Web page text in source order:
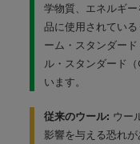
学物質、エネルギ
品に使用されてい
ーム・スタンダー
ル・スタンダード
います。
従来のウール: ウー
影響を与える恐れ